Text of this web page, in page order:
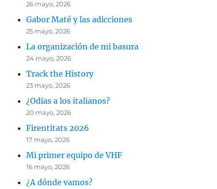
26 mayo, 2026
Gabor Maté y las adicciones
25 mayo, 2026
La organización de mi basura
24 mayo, 2026
Track the History
23 mayo, 2026
¿Odias a los italianos?
20 mayo, 2026
Firentitats 2026
17 mayo, 2026
Mi primer equipo de VHF
16 mayo, 2026
¿A dónde vamos?